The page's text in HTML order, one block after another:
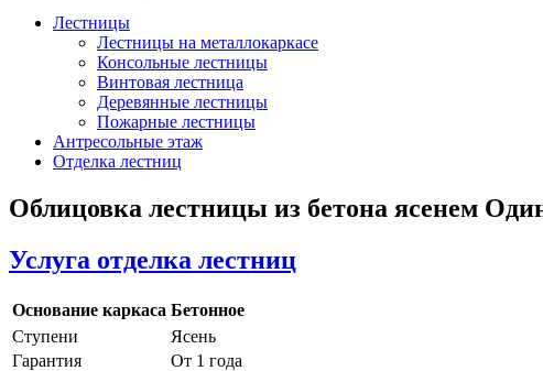
Лестницы
Лестницы на металлокаркасе
Консольные лестницы
Винтовая лестница
Деревянные лестницы
Пожарные лестницы
Антресольные этаж
Отделка лестниц
Облицовка лестницы из бетона ясенем
Услуга отделка лестниц
Основание каркаса Бетонное
Ступени
Ясень
Гарантия
От 1 года